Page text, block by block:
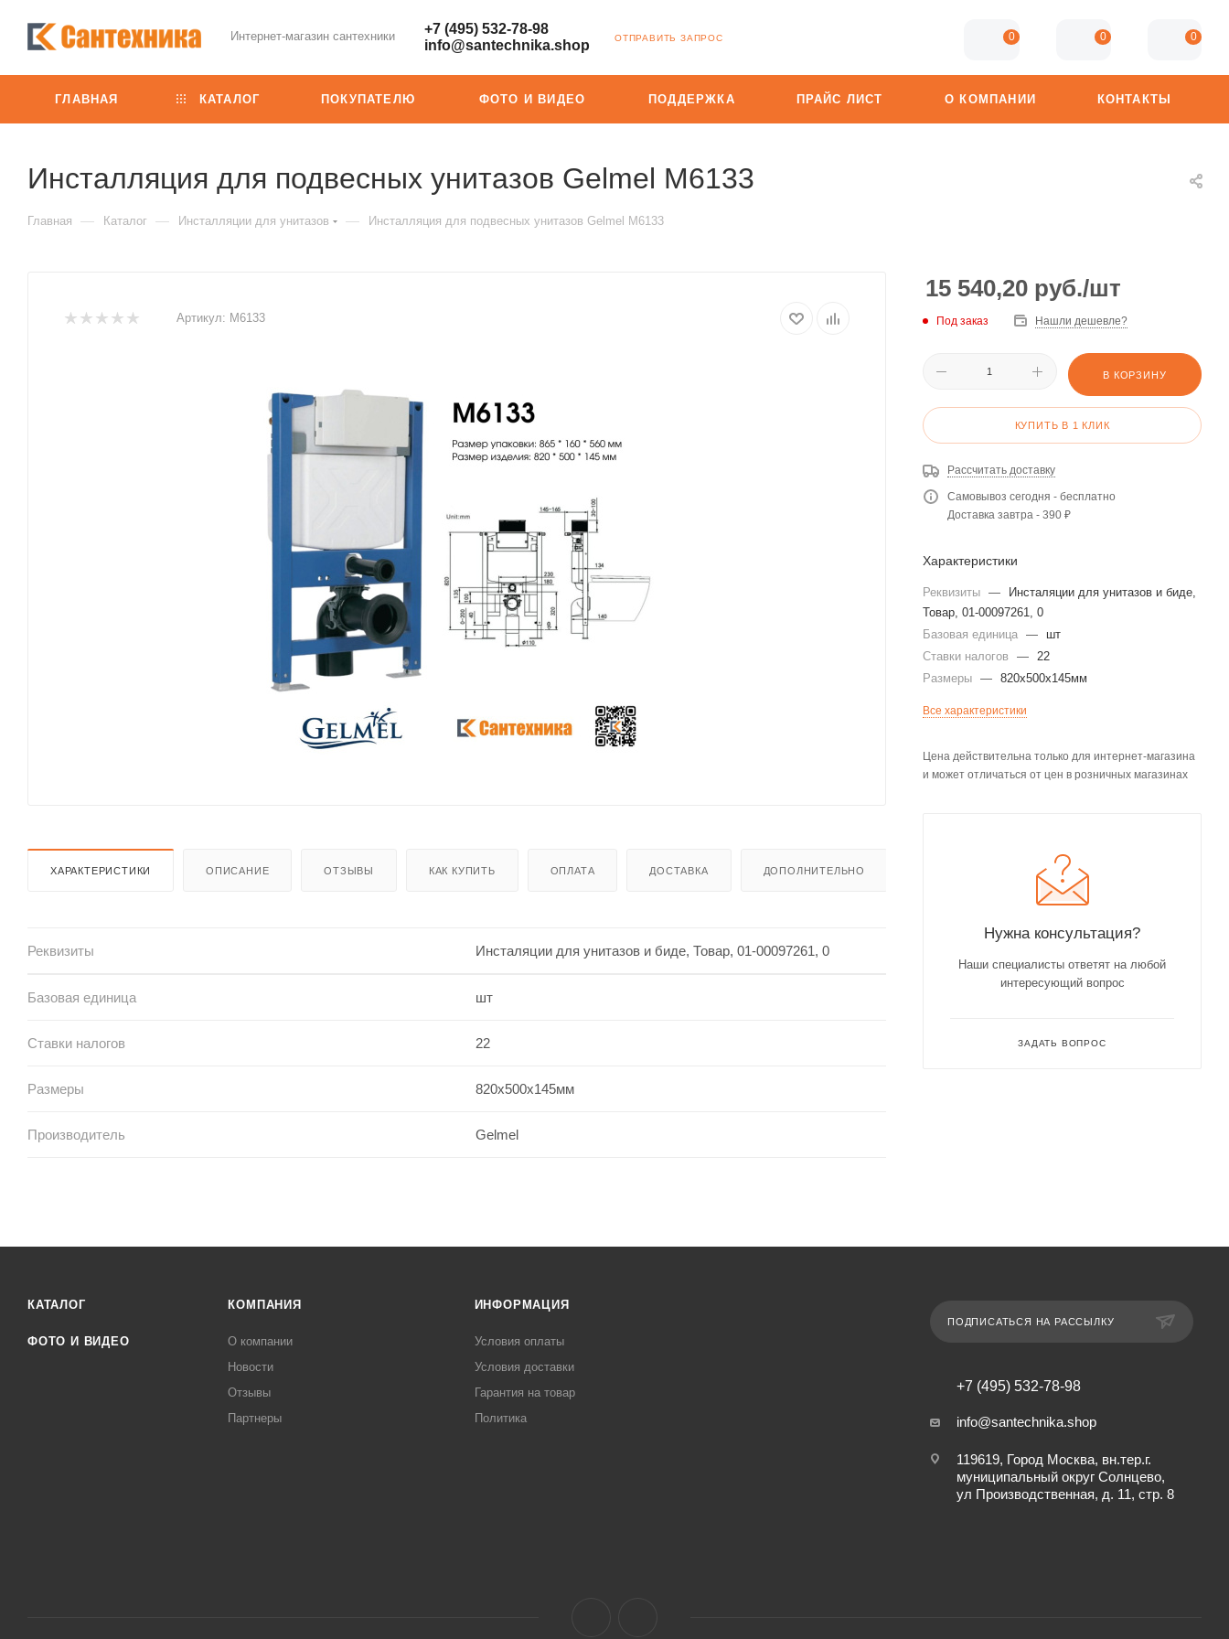
Интернет-магазин сантехники
+7 (495) 532-78-98
info@santechnika.shop
ОТПРАВИТЬ ЗАПРОС 0 0 0
ГЛАВНАЯ КАТАЛОГ ПОКУПАТЕЛЮ ФОТО И ВИДЕО ПОДДЕРЖКА ПРАЙС ЛИСТ О КОМПАНИИ КОНТАКТЫ
Инсталляция для подвесных унитазов Gelmel M6133
Главная — Каталог — Инсталляции для унитазов — Инсталляция для подвесных унитазов Gelmel M6133
Артикул: M6133
ХАРАКТЕРИСТИКИ ОПИСАНИЕ ОТЗЫВЫ КАК КУПИТЬ ОПЛАТА ДОСТАВКА ДОПОЛНИТЕЛЬНО
Реквизиты Инсталяции для унитазов и биде, Товар, 01-00097261, 0
Базовая единица шт
Ставки налогов 22
Размеры 820х500х145мм
Производитель Gelmel
15 540,20 руб./шт
Под заказ Нашли дешевле?
В КОРЗИНУ
КУПИТЬ В 1 КЛИК
Рассчитать доставку
Самовывоз сегодня - бесплатно
Доставка завтра - 390 ₽
Характеристики
Реквизиты —
Инсталяции для унитазов и биде,
Товар, 01-00097261, 0
Базовая единица —
шт
Ставки налогов
— 22
Размеры — 820х500х145мм
Все характеристики
Цена действительна только для интернет-магазина
и может отличаться от цен в розничных магазинах
Нужна консультация?
Наши специалисты ответят на любой
интересующий вопрос
ЗАДАТЬ ВОПРОС
КАТАЛОГ
ФОТО И ВИДЕО
КОМПАНИЯ
О компании
Новости
Отзывы
Партнеры
ИНФОРМАЦИЯ
Условия оплаты
Условия доставки
Гарантия на товар
Политика
ПОДПИСАТЬСЯ НА РАССЫЛКУ
+7 (495) 532-78-98
info@santechnika.shop
119619, Город Москва, вн.тер.г.
муниципальный округ Солнцево,
ул Производственная, д. 11, стр. 8